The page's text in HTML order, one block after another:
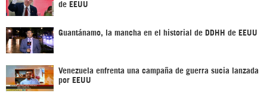
de EEUU
Guantánamo, la mancha en el historial de DDHH de EEUU
Venezuela enfrenta una campaña de guerra sucia lanzada
por EEUU